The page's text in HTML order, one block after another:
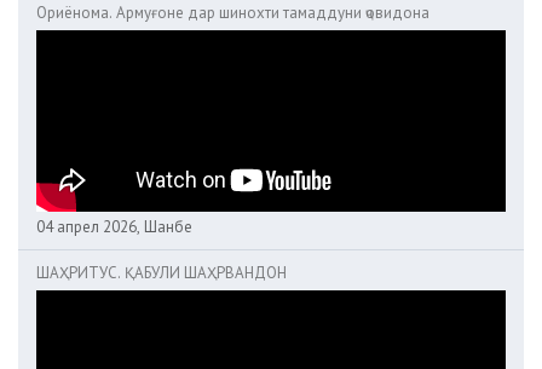
Ориёнома. Армуғоне дар шинохти тамаддуни ҷовидона
04 апрел 2026, Шанбе
ШАҲРИТУС. ҚАБУЛИ ШАҲРВАНДОН